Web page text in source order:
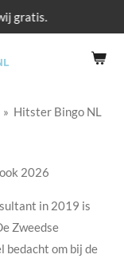
gratis.
» Hitster Bingo NL
2026
in 2019 is
Zweedse
bedacht om bij de